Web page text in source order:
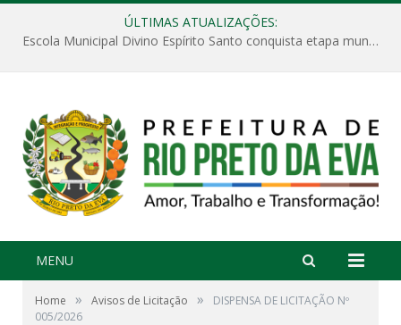
ÚLTIMAS ATUALIZAÇÕES:
Escola Municipal Divino Espírito Santo conquista etapa municipal da V Feira Amazonense de Matemática
MENU
Home » Avisos de Licitação »
DISPENSA DE LICITAÇÃO Nº
005/2026